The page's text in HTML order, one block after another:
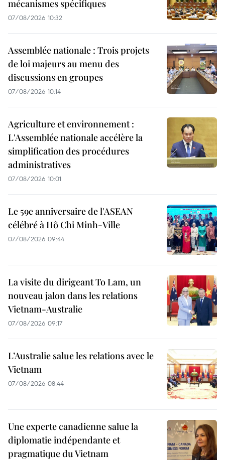
mécanismes spécifiques
07/08/2026 10:32
Assemblée nationale : Trois projets
de loi majeurs au menu des
discussions en groupes
07/08/2026 10:14
Agriculture et environnement :
L'Assemblée nationale accélère la
simplification des procédures
administratives
07/08/2026 10:01
Le 59e anniversaire de l'ASEAN
célébré à Hô Chi Minh-Ville
07/08/2026 09:44
La visite du dirigeant To Lam, un
nouveau jalon dans les relations
Vietnam-Australie
07/08/2026 09:17
L’Australie salue les relations avec le
Vietnam
07/08/2026 08:44
Une experte canadienne salue la
diplomatie indépendante et
pragmatique du Vietnam